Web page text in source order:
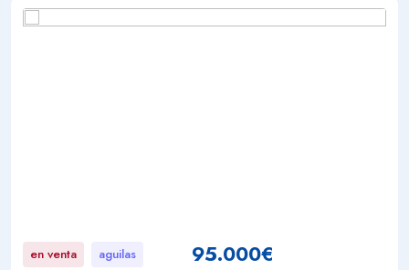
en venta aguilas 95.000€